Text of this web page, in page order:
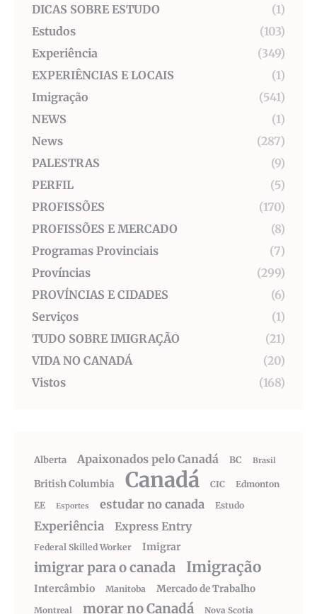
DICAS SOBRE ESTUDO
(1)
Estudos
(103)
Experiência
(349)
EXPERIÊNCIAS E LOCAIS
(1)
Imigração
(541)
NEWS
(1)
News
(287)
PALESTRAS
(9)
PERFIL
(5)
PROFISSÕES
(170)
PROFISSÕES E MERCADO
(8)
Programas Provinciais
(7)
Províncias
(299)
PROVÍNCIAS E CIDADES
(6)
Serviços
(1)
TUDO SOBRE IMIGRAÇÃO
(21)
VIDA NO CANADÁ
(20)
Vistos
(168)
Alberta Apaixonados pelo Canadá BC Brasil
British Columbia Canadá CIC
Edmonton
EE
Esportes estudar no canada Estudo
Experiência Express Entry
Federal Skilled Worker Imigrar
imigrar para o canada Imigração
Intercâmbio Manitoba Mercado de Trabalho
Montreal morar no Canadá Nova Scotia